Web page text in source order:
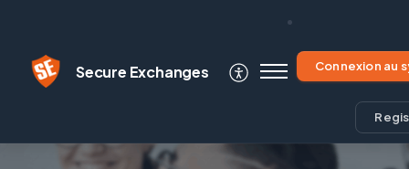
Secure Exchanges